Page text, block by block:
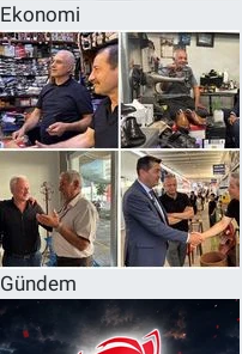
Ekonomi
Gündem